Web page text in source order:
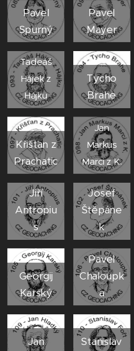
Pavel
Spurný
Pavel
Mayer
Tadeáš
Hájek z
Hájku
Tycho
Brahe
Křišťan z
Prachatic
Jan
Markus
Marci z K.
Jiří
Antropiu
s
Josef
Štěpáne
k
Georgij
Karský
Pavel
Chaloupk
a
Jan
Stanislav